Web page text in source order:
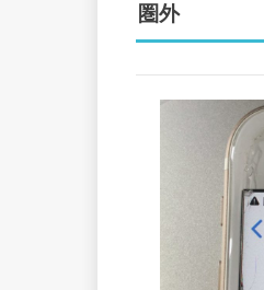
圏外